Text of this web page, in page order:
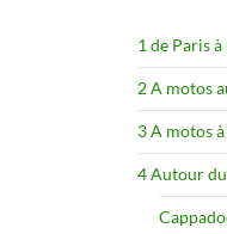
1 de Paris à
2 A motos
3 A motos
4 Autour